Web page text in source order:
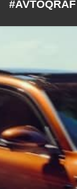
#AVTOQRAF